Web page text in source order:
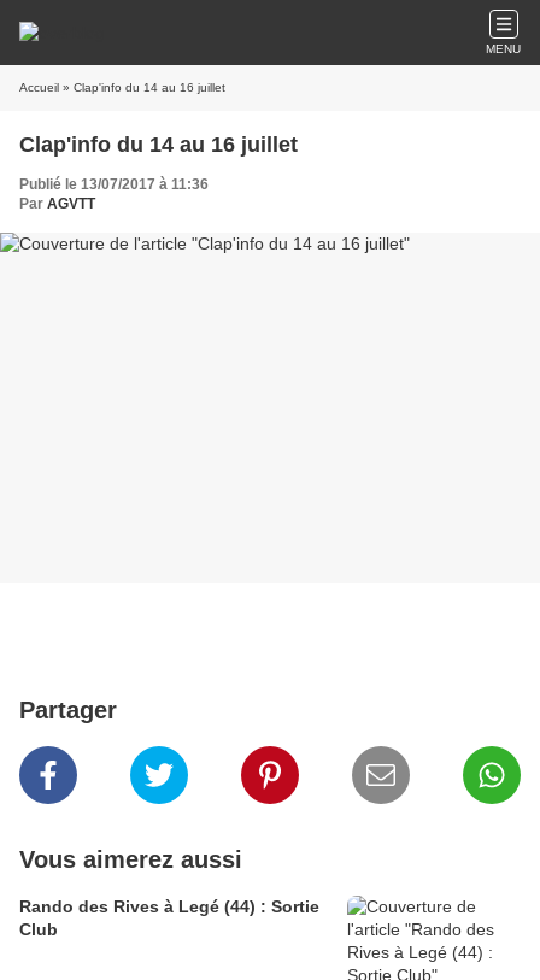
MENU
Accueil » Clap'info du 14 au 16 juillet
Clap'info du 14 au 16 juillet
Publié le 13/07/2017 à 11:36
Par AGVTT
Partager
Vous aimerez aussi
Rando des Rives à Legé (44) : Sortie
Club